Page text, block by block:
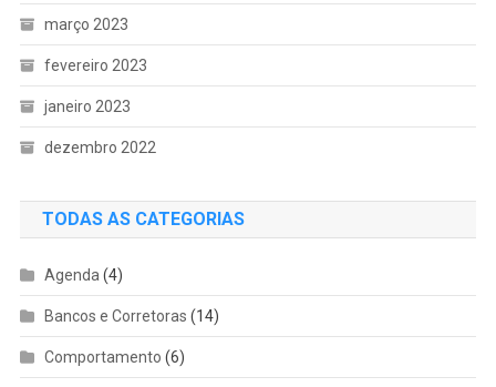
março 2023
fevereiro 2023
janeiro 2023
dezembro 2022
TODAS AS CATEGORIAS
Agenda (4)
Bancos e Corretoras (14)
Comportamento (6)